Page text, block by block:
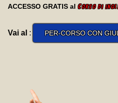
ACCESSO GRATIS al Corso di
Vai al : PER-CORSO CON